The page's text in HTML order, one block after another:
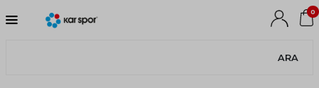
ARA
0